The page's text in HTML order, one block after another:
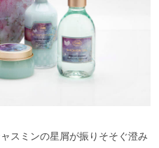
スミンの星屑が振りそそぐ澄み